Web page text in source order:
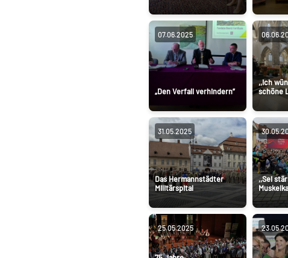
07.06.2025
„Den Verfall verhindern”
,,Ich
schöne
31.05.2025
Das Hermannstädter
Militärspital
,,Sei
25.05.2025